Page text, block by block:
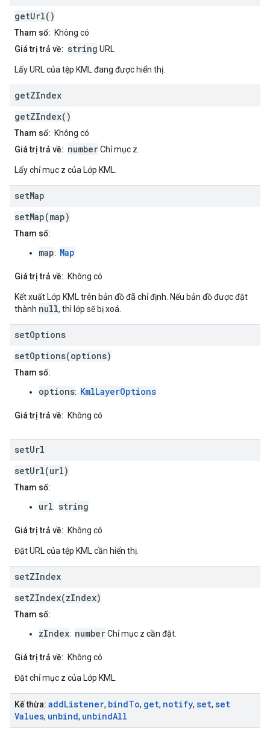
getUrl()
Tham số: Không có
Giá trị trả về: string URL
Lấy URL của tệp KML đang được hiển thị.
getZIndex
getZIndex()
Tham số: Không có
Giá trị trả về: numberChỉ mục z.
Lấy chỉ mục z của Lớp KML.
setMap
setMap(map)
Tham số:
map: Map
Giá trị trả về: Không có
Kết xuất Lớp KML trên bản đồ đã chỉ định. Nếu bản đồ được đặt
thành null, thì lớp sẽ bị xoá.
setOptions
setOptions(options)
Tham số:
options: KmlLayerOptions
Giá trị trả về: Không có
setUrl
setUrl(url)
Tham số:
url: string
Giá trị trả về: Không có
Đặt URL của tệp KML cần hiển thị.
setZIndex
setZIndex(zIndex)
Tham số:
zIndex: numberChỉ mục z cần đặt.
Giá trị trả về: Không có
Đặt chỉ mục z của Lớp KML.
Kế thừa: addListener, bindTo, get, notify, set, set
Values, unbind, unbindAll